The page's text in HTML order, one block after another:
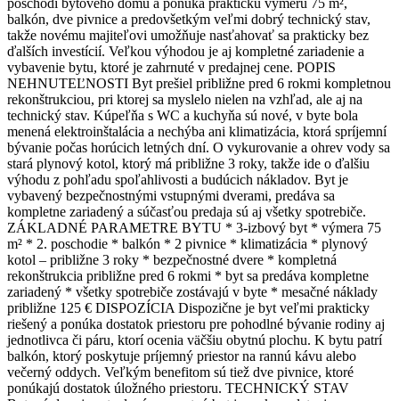
poschodí bytového domu a ponúka praktickú výmeru 75 m²,
balkón, dve pivnice a predovšetkým veľmi dobrý technický stav,
takže novému majiteľovi umožňuje nasťahovať sa prakticky bez
ďalších investícií. Veľkou výhodou je aj kompletné zariadenie a
vybavenie bytu, ktoré je zahrnuté v predajnej cene. POPIS
NEHNUTEĽNOSTI Byt prešiel približne pred 6 rokmi kompletnou
rekonštrukciou, pri ktorej sa myslelo nielen na vzhľad, ale aj na
technický stav. Kúpeľňa s WC a kuchyňa sú nové, v byte bola
menená elektroinštalácia a nechýba ani klimatizácia, ktorá spríjemní
bývanie počas horúcich letných dní. O vykurovanie a ohrev vody sa
stará plynový kotol, ktorý má približne 3 roky, takže ide o ďalšiu
výhodu z pohľadu spoľahlivosti a budúcich nákladov. Byt je
vybavený bezpečnostnými vstupnými dverami, predáva sa
kompletne zariadený a súčasťou predaja sú aj všetky spotrebiče.
ZÁKLADNÉ PARAMETRE BYTU * 3-izbový byt * výmera 75
m² * 2. poschodie * balkón * 2 pivnice * klimatizácia * plynový
kotol – približne 3 roky * bezpečnostné dvere * kompletná
rekonštrukcia približne pred 6 rokmi * byt sa predáva kompletne
zariadený * všetky spotrebiče zostávajú v byte * mesačné náklady
približne 125 € DISPOZÍCIA Dispozične je byt veľmi prakticky
riešený a ponúka dostatok priestoru pre pohodlné bývanie rodiny aj
jednotlivca či páru, ktorí ocenia väčšiu obytnú plochu. K bytu patrí
balkón, ktorý poskytuje príjemný priestor na rannú kávu alebo
večerný oddych. Veľkým benefitom sú tiež dve pivnice, ktoré
ponúkajú dostatok úložného priestoru. TECHNICKÝ STAV